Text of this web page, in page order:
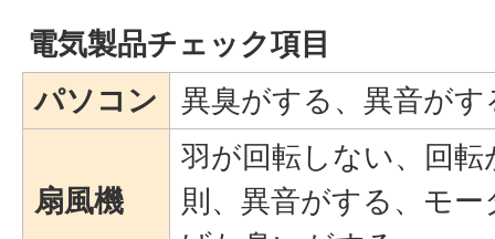
電気製品チェック項目
パソコン
異臭がする、異音が
扇風機
羽が回転しない、回
則、異音がする、モ